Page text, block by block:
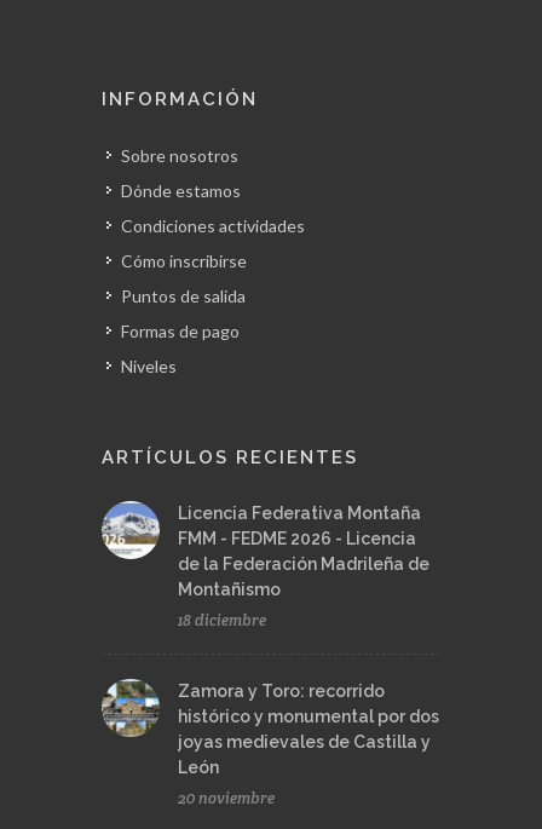
INFORMACIÓN
Sobre nosotros
Dónde estamos
Condiciones actividades
Cómo inscribirse
Puntos de salida
Formas de pago
Niveles
ARTÍCULOS RECIENTES
Licencia Federativa Montaña
FMM - FEDME 2026 - Licencia
de la Federación Madrileña de
Montañismo
18 diciembre
Zamora y Toro: recorrido
histórico y monumental por dos
joyas medievales de Castilla y
León
20 noviembre